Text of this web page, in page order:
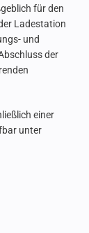
für den
Ladestation
und
der
einer
unter